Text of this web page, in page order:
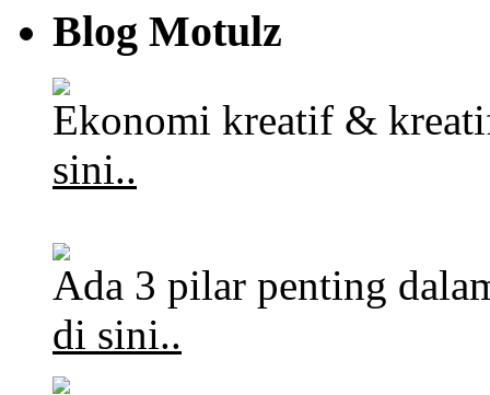
Blog Motulz
Ekonomi kreatif &
sini..
Ada 3 pilar penting
di sini..